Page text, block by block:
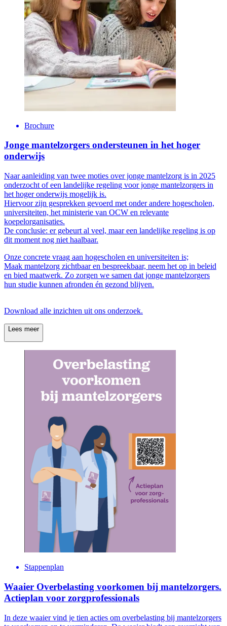
Brochure
Jonge mantelzorgers ondersteunen in het hoger
onderwijs
Naar aanleiding van twee moties over jonge mantelzorg is in 2025
onderzocht of een landelijke regeling voor jonge mantelzorgers in
het hoger onderwijs mogelijk is.
Hiervoor zijn gesprekken gevoerd met onder andere hogescholen,
universiteiten, het ministerie van OCW en relevante
koepelorganisaties.
De conclusie: er gebeurt al veel, maar een landelijke regeling is op
dit moment nog niet haalbaar.
Onze concrete vraag aan hogescholen en universiteiten is;
Maak mantelzorg zichtbaar en bespreekbaar, neem het op in beleid
en bied maatwerk. Zo zorgen we samen dat jonge mantelzorgers
hun studie kunnen afronden én gezond blijven.
Download alle inzichten uit ons onderzoek.
Lees meer
Stappenplan
Waaier Overbelasting voorkomen bij mantelzorgers.
Actieplan voor zorgprofessionals
In deze waaier vind je tien acties om overbelasting bij mantelzorgers